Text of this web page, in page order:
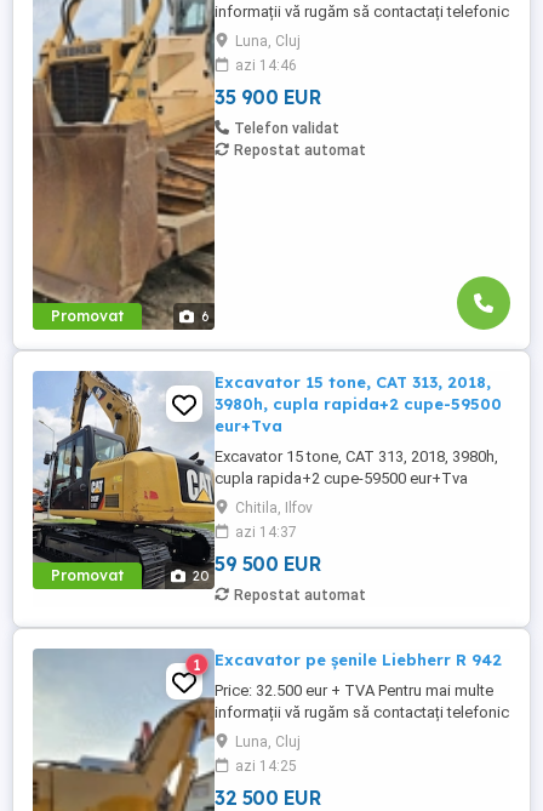
Promovat 6
informații vă rugăm să contactați telefonic
la numerele: tel: 07 arata numarul 131 559
sau: 07 arata numarul 268 586 Buldozer
Liebherr PR 734LGP an fabricatie 2009 ore
de funcționare 8.700 h 200 CP greutate 22
tone cale de rulare 80% bună lamă 4 ...
Luna, Cluj
azi 14:46
35 900 EUR
Telefon validat
Repostat automat
Promovat 20
Excavator 15 tone, CAT 313, 2018,
3980h, cupla rapida+2 cupe-59500
eur+Tva
Excavator 15 tone, CAT 313, 2018, 3980h,
cupla rapida+2 cupe-59500 eur+Tva
Chitila, Ilfov
azi 14:37
59 500 EUR
Repostat automat
1 Excavator pe șenile Liebherr R 942
Price: 32.500 eur + TVA Pentru mai multe
informații vă rugăm să contactați telefonic
la numerele: tel: 0743 131 559 sau: 0751
268 586 Excavator pe șenile Liebherr R 942
An fabricație : 2004 Ore de funcționare:
10.000 h Dotari: 40 tone cupa 2 mc cuplă
Luna, Cluj
azi 14:25
32 500 EUR